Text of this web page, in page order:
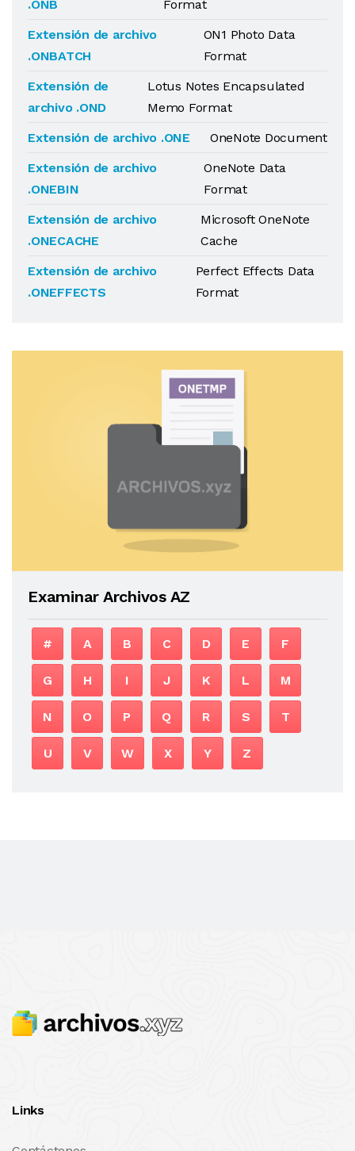
.ONB
Format
Extensión de archivo
.ONBATCH
ON1 Photo Data
Format
Extensión de
archivo .OND
Lotus Notes Encapsulated
Memo Format
Extensión de archivo .ONE
OneNote Document
Extensión de archivo
.ONEBIN
OneNote Data
Format
Extensión de archivo
.ONECACHE
Microsoft OneNote
Cache
Extensión de archivo
.ONEFFECTS
Perfect Effects Data
Format
Examinar Archivos AZ
# A B C D E F
G H I J K L M
N O P Q R S T
U V W X Y Z
Links